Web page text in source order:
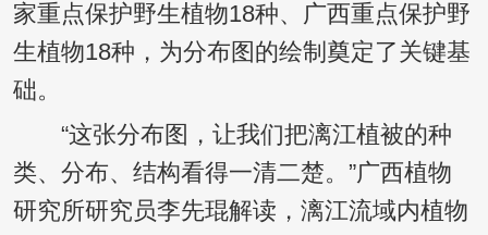
家重点保护野生植物18种、广西重点保护野
生植物18种，为分布图的绘制奠定了关键基
础。
“这张分布图，让我们把漓江植被的种
类、分布、结构看得一清二楚。”广西植物
研究所研究员李先琨解读，漓江流域内植物